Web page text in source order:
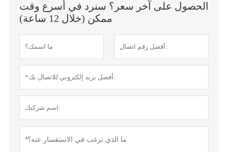
الحصول على آخر سعر؟ سنرد في أسرع وقت
ممكن (خلال 12 ساعة)